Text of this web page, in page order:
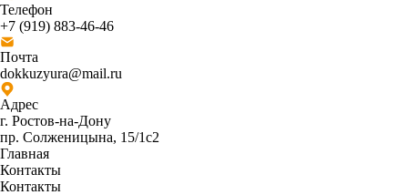
Телефон
+7 (919) 883-46-46
Почта
dokkuzyura@mail.ru
Адрес
г. Ростов-на-Дону
пр. Солженицына, 15/1с2
Главная
Контакты
Контакты